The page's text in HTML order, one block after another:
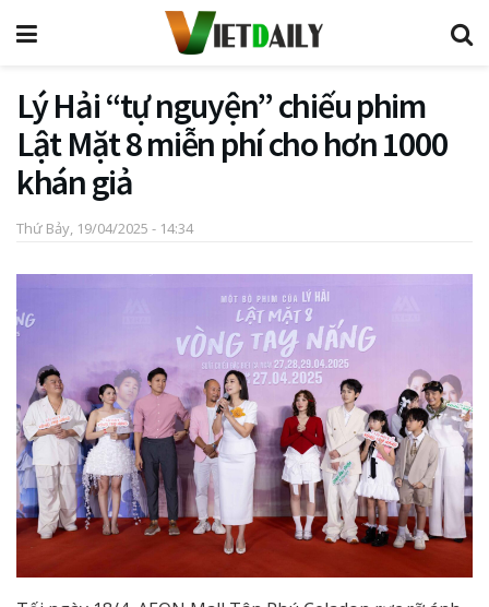
Lý Hải “tự nguyện” chiếu phim
Lật Mặt 8 miễn phí cho hơn 1000
khán giả
Thứ Bảy, 19/04/2025 - 14:34